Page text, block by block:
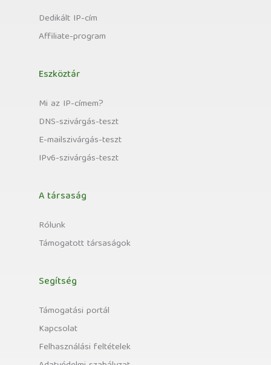
Dedikált IP-cím
Affiliate-program
Eszköztár
Mi az IP-címem?
DNS-szivárgás-teszt
E-mailszivárgás-teszt
IPv6-szivárgás-teszt
A társaság
Rólunk
Támogatott társaságok
Segítség
Támogatási portál
Kapcsolat
Felhasználási feltételek